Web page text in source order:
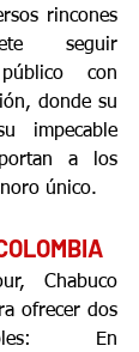
rincones
seguir
con
donde su
impecable
a los
único.
Chabuco
ofrecer dos
En